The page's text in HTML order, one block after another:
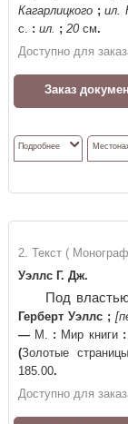
Кагарлицкого ; ил.
с. : ил. ; 20см.
Доступно для
Заказ
Подробнее
2. Текст (
Уэллс Г. Дж.
Под
Герберт Уэллс ;
—М. : Мир книги :
(Золотые
185.00.
Доступно для